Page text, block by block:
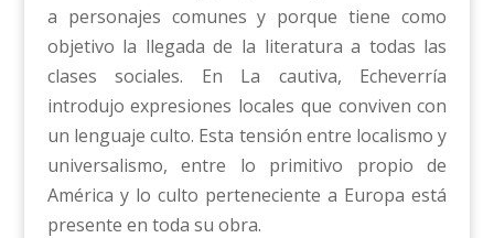
a personajes comunes y porque tiene como
objetivo la llegada de la literatura a todas las
clases sociales. En La cautiva, Echeverría
introdujo expresiones locales que conviven con
un lenguaje culto. Esta tensión entre localismo y
universalismo, entre lo primitivo propio de
América y lo culto perteneciente a Europa está
presente en toda su obra.